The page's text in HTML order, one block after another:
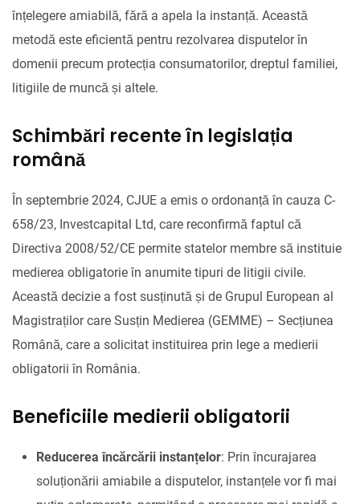
înțelegere amiabilă, fără a apela la instanță. Această
metodă este eficientă pentru rezolvarea disputelor în
domenii precum protecția consumatorilor, dreptul familiei,
litigiile de muncă și altele.
Schimbări recente în legislația
română
În septembrie 2024, CJUE a emis o ordonanță în cauza C-
658/23, Investcapital Ltd, care reconfirmă faptul că
Directiva 2008/52/CE permite statelor membre să instituie
medierea obligatorie în anumite tipuri de litigii civile.
Această decizie a fost susținută și de Grupul European al
Magistraților care Susțin Medierea (GEMME) – Secțiunea
Română, care a solicitat instituirea prin lege a medierii
obligatorii în România.
Beneficiile medierii obligatorii
Reducerea încărcării instanțelor: Prin încurajarea
soluționării amiabile a disputelor, instanțele vor fi mai